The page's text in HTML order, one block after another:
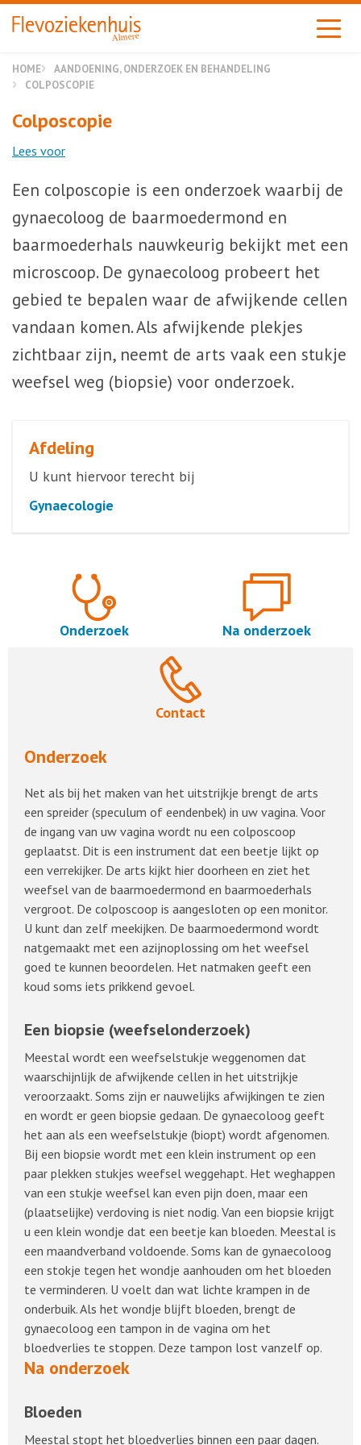
Almere
HOME
AANDOENING, ONDERZOEK EN BEHANDELING
COLPOSCOPIE
Colposcopie
Lees voor
Een colposcopie is een onderzoek waarbij de
gynaecoloog de baarmoedermond en
baarmoederhals nauwkeurig bekijkt met een
microscoop. De gynaecoloog probeert het
gebied te bepalen waar de afwijkende cellen
vandaan komen. Als afwijkende plekjes
zichtbaar zijn, neemt de arts vaak een stukje
weefsel weg (biopsie) voor onderzoek.
Afdeling
U kunt hiervoor terecht bij
Gynaecologie
Onderzoek Na onderzoek
Contact
Onderzoek
Net als bij het maken van het uitstrijkje brengt de arts
een spreider (speculum of eendenbek) in uw vagina. Voor
de ingang van uw vagina wordt nu een colposcoop
geplaatst. Dit is een instrument dat een beetje lijkt op
een verrekijker. De arts kijkt hier doorheen en ziet het
weefsel van de baarmoedermond en baarmoederhals
vergroot. De colposcoop is aangesloten op een monitor.
U kunt dan zelf meekijken. De baarmoedermond wordt
natgemaakt met een azijnoplossing om het weefsel
goed te kunnen beoordelen. Het natmaken geeft een
koud soms iets prikkend gevoel.
Een biopsie (weefselonderzoek)
Meestal wordt een weefselstukje weggenomen dat
waarschijnlijk de afwijkende cellen in het uitstrijkje
veroorzaakt. Soms zijn er nauwelijks afwijkingen te zien
en wordt er geen biopsie gedaan. De gynaecoloog geeft
het aan als een weefselstukje (biopt) wordt afgenomen.
Bij een biopsie wordt met een klein instrument op een
paar plekken stukjes weefsel weggehapt. Het weghappen
van een stukje weefsel kan even pijn doen, maar een
(plaatselijke) verdoving is niet nodig. Van een biopsie krijgt
u een klein wondje dat een beetje kan bloeden. Meestal is
een maandverband voldoende. Soms kan de gynaecoloog
een stokje tegen het wondje aanhouden om het bloeden
te verminderen. U voelt dan wat lichte krampen in de
onderbuik. Als het wondje blijft bloeden, brengt de
gynaecoloog een tampon in de vagina om het
bloedverlies te stoppen. Deze tampon lost vanzelf op.
Na onderzoek
Bloeden
Meestal stopt het bloedverlies binnen een paar dagen.